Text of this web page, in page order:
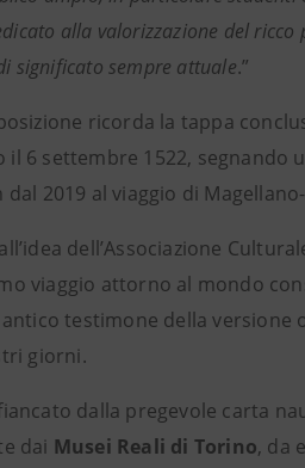
alla valorizzazione del
significato sempre attuale.”
ricorda la tappa
il 6 settembre 1522,
dal 2019 al viaggio di
dell’Associazione
viaggio attorno al mondo
testimone della
giorni.
dalla pregevole carta
dai Musei Reali di Torino, da